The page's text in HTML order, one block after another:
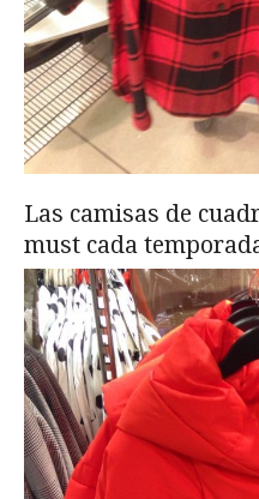
Las camisas de
must cada